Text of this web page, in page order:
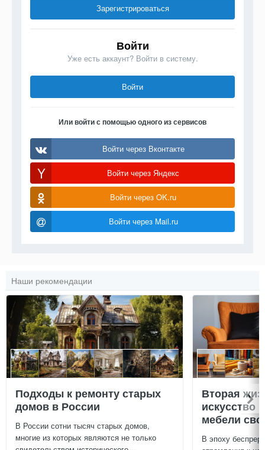
Зарегистрироваться
Войти
Уже есть аккаунт? Войти в систему.
Войти
Или войти с помощью одного из сервисов
Войти через Вконтакте
Войти через Яндекс
Войти через OK.ru
Войти через Mail.ru
Наши рекомендации
Подходы к ремонту старых
домов в России
В России сотни тысяч старых домов,
многие из которых являются не только
Вторая
искусство
мебели
В эпоху